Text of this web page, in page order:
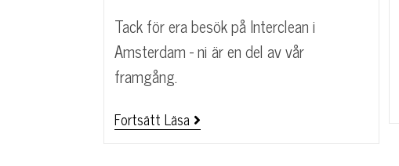
Tack för era besök på Interclean i
Amsterdam - ni är en del av vår
framgång.
Fortsätt Läsa